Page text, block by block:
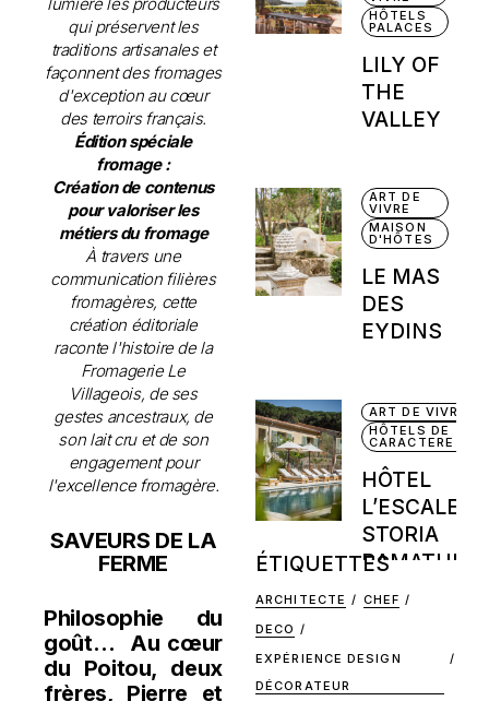
qui préservent les
traditions artisanales et
façonnent des fromages
d'exception au cœur
des terroirs français.
Édition spéciale
fromage :
Création de contenus
pour valoriser les
métiers du fromage
À travers une
communication filières
fromagères, cette
création éditoriale
raconte l'histoire de la
Fromagerie Le
Villageois, de ses
gestes ancestraux, de
son lait cru et de son
engagement pour
l'excellence fromagère.
SAVEURS DE LA
FERME
Philosophie du
goût… Au cœur
du Poitou, deux
frères, Pierre et
HÔTELS
PALACES
LILY OF
THE
VALLEY
ART DE
VIVRE
MAISON
D'HÔTES
LE MAS
DES
EYDINS
ART DE VIVRE
HÔTELS DE
CARACTERE
HÔTEL
L’ESCALET –
STORIA
ÉTIQUETTES
ARCHITECTE
CHEF
DECO
EXPÉRIENCE DESIGN
DÉCORATEUR